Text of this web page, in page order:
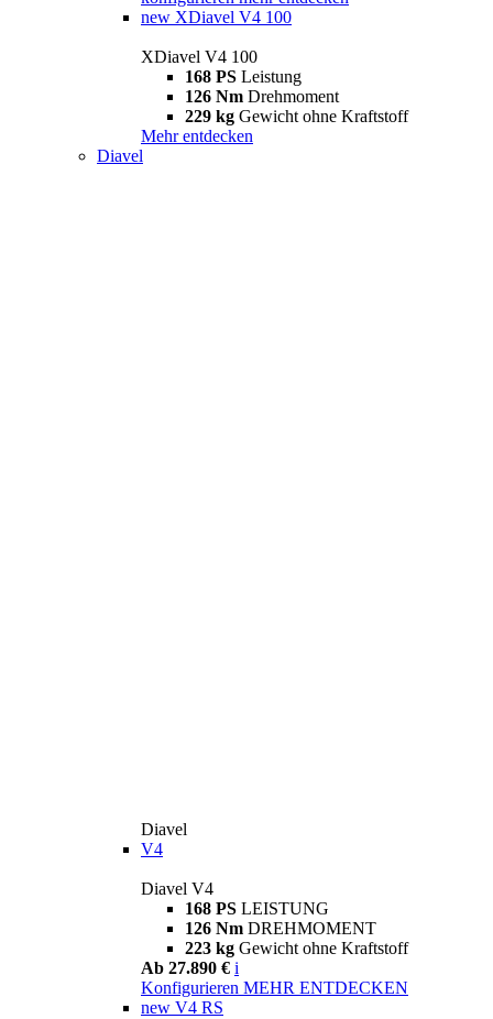
new XDiavel V4 100
XDiavel V4 100
168 PS Leistung
126 Nm Drehmoment
229 kg Gewicht ohne Kraftstoff
Mehr entdecken
Diavel
Diavel
V4
Diavel V4
168 PS LEISTUNG
126 Nm DREHMOMENT
223 kg Gewicht ohne Kraftstoff
Ab 27.890 € i
Konfigurieren MEHR ENTDECKEN
new V4 RS